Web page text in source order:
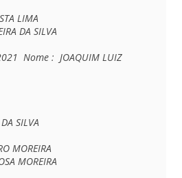
LIMA
DA SILVA
Nome :  JOAQUIM LUIZ
SILVA
MOREIRA
MOREIRA